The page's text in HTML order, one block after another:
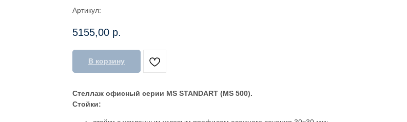
Артикул:
5155,00 р.
В корзину
Стеллаж офисный серии MS STANDART (MS 500).
Стойки: